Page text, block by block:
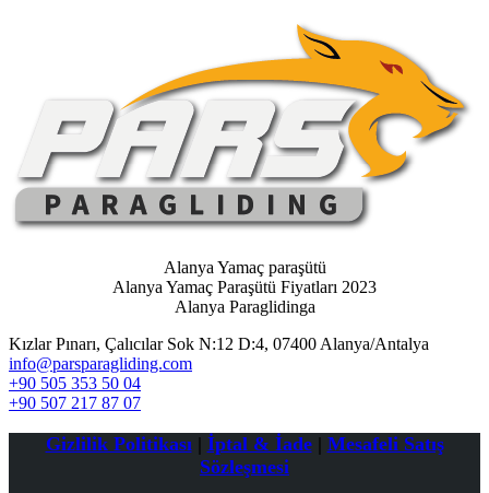
Alanya Yamaç paraşütü
Alanya Yamaç Paraşütü Fiyatları 2023
Alanya Paraglidinga
Kızlar Pınarı, Çalıcılar Sok N:12 D:4, 07400 Alanya/Antalya
info@parsparagliding.com
+90 505 353 50 04
+90 507 217 87 07
Gizlilik Politikası| İptal & İade| Mesafeli Satış
Sözleşmesi